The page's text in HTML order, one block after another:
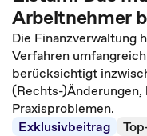
Arbeitnehmer
Die Finanzverwaltung
Verfahren
berücksichtigt
(Rechts-
Praxisproblemen.
Exklusivbeitrag